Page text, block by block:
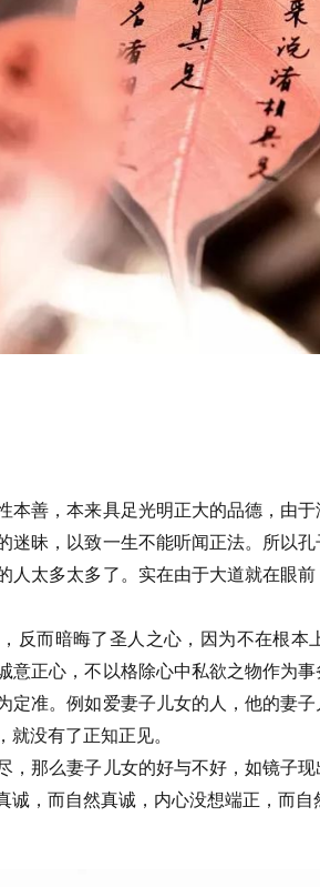
本善，本来具足光明正大的品德，由
迷昧，以致一生不能听闻正法。所以
人太多太多了。实在由于大道就在眼
反而暗晦了圣人之心，因为不在根本
意正心，不以格除心中私欲之物作为
定准。例如爱妻子儿女的人，他的妻
没有了正知正见。
，那么妻子儿女的好与不好，如镜子
诚，而自然真诚，内心没想端正，而自